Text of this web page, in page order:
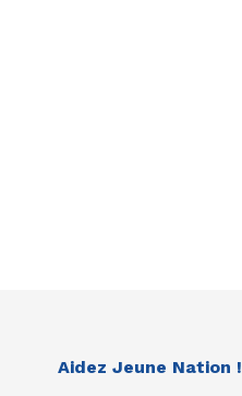
Aidez Jeune Nation !